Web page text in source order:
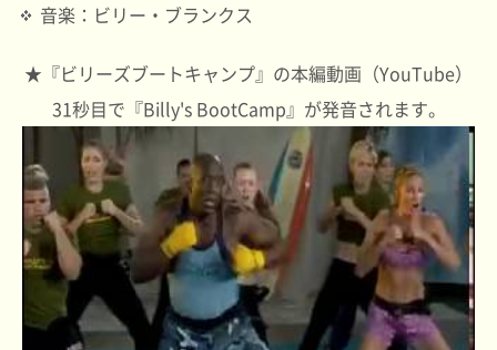
音楽：ビリー・ブランクス
★『ビリーズブートキャンプ』の本編動画（YouTube）
31秒目で『Billy's BootCamp』が発音されます。